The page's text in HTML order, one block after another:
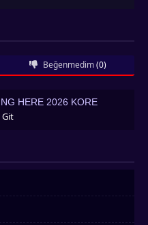
Beğenmedim (0)
HERE 2026 KORE
Git